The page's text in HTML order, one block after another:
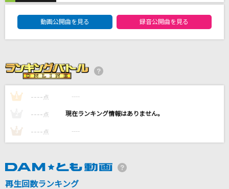
[良音]三日月
絢香
なにわ男子
米津玄師
動画公開曲を見る 録音公開曲を見る
1 ---- 点 ----
---- 点 ----
3 ---- 点 ----
再生回数ランキング